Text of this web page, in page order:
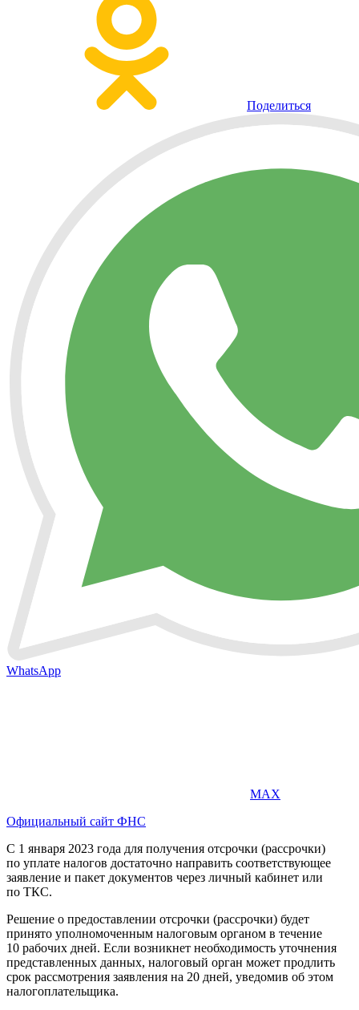
Поделиться
WhatsApp
MAX
Официальный сайт ФНС
С 1 января 2023 года для получения отсрочки (рассрочки)
по уплате налогов достаточно направить соответствующее
заявление и пакет документов через личный кабинет или
по ТКС.
Решение о предоставлении отсрочки (рассрочки) будет
принято уполномоченным налоговым органом в течение
10 рабочих дней. Если возникнет необходимость уточнения
представленных данных, налоговый орган может продлить
срок рассмотрения заявления на 20 дней, уведомив об этом
налогоплательщика.